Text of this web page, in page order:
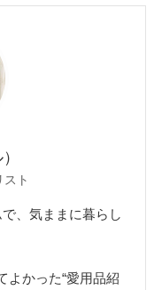
ト
、気ままに暮らし
よかった“愛用品紹